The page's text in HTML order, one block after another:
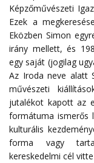
Képzőművészeti
Ezek a
Eközben Simon
irány mellett, és
egy saját (jogilag
Az Iroda neve alatt
művészeti
jutalékot kapott az
formátuma ismerős
kulturális
forma vagy
kereskedelmi cél